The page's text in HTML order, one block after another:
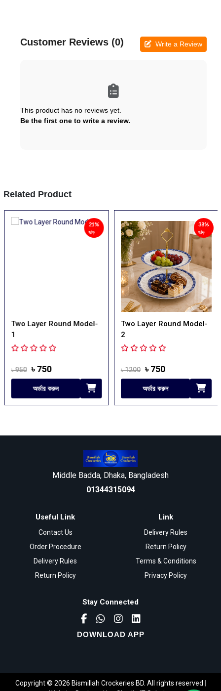
Customer Reviews (0) Write a Review
This product has no reviews yet.
Be the first one to write a review.
Related Product
21%
ছাড়
Two Layer Round Model-
1
৳ 950 ৳ 750
অর্ডার করুন
38%
ছাড়
Two Layer Round Model-
2
৳ 1200 ৳ 750
অর্ডার করুন
Middle Badda, Dhaka, Bangladesh
01344315094
Useful Link
Contact Us
Order Procedure
Delivery Rules
Return Policy
Link
Delivery Rules
Return Policy
Terms & Conditions
Privacy Policy
Stay Connected
DOWNLOAD APP
Copyright © 2026 Bismillah Crockeries BD. All rights reserved